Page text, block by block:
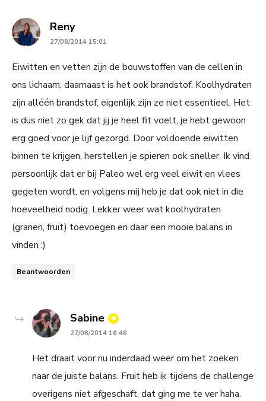
Renysays:
27/08/2014 15:01
Eiwitten en vetten zijn de bouwstoffen van de cellen in
ons lichaam, daarnaast is het ook brandstof. Koolhydraten
zijn alléén brandstof, eigenlijk zijn ze niet essentieel. Het
is dus niet zo gek dat jij je heel fit voelt, je hebt gewoon
erg goed voor je lijf gezorgd. Door voldoende eiwitten
binnen te krijgen, herstellen je spieren ook sneller. Ik vind
persoonlijk dat er bij Paleo wel erg veel eiwit en vlees
gegeten wordt, en volgens mij heb je dat ook niet in die
hoeveelheid nodig. Lekker weer wat koolhydraten
(granen, fruit) toevoegen en daar een mooie balans in
vinden :)
Beantwoorden
Sabine says:
27/08/2014 16:46
Het draait voor nu inderdaad weer om het zoeken
naar de juiste balans. Fruit heb ik tijdens de challenge
overigens niet afgeschaft, dat ging me te ver haha.